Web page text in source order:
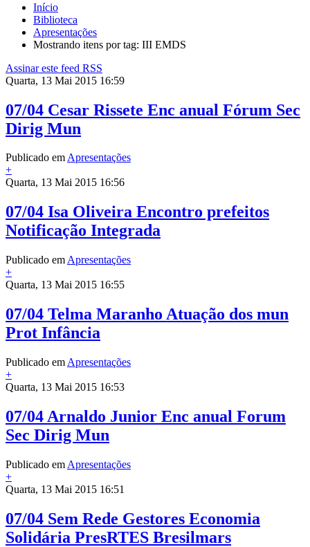
Início
Biblioteca
Apresentações
Mostrando itens por tag: III EMDS
Assinar este feed RSS
Quarta, 13 Mai 2015 16:59
07/04 Cesar Rissete Enc anual Fórum Sec
Dirig Mun
Publicado emApresentações
+
Quarta, 13 Mai 2015 16:56
07/04 Isa Oliveira Encontro prefeitos
Notificação Integrada
Publicado em Apresentações
+
Quarta, 13 Mai 2015 16:55
07/04 Telma Maranho Atuação dos mun
Prot Infância
Publicado em Apresentações
+
Quarta, 13 Mai 2015 16:53
07/04 Arnaldo Junior Enc anual Forum
Sec Dirig Mun
Publicado em Apresentações
+
Quarta, 13 Mai 2015 16:51
07/04 Sem Rede Gestores Economia
Solidária PresRTES Bresilmars